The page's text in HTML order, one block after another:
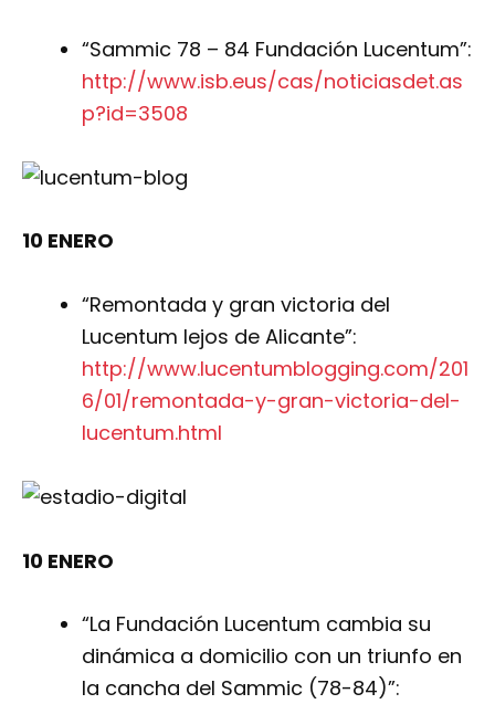
“Sammic 78 – 84 Fundación Lucentum”:
http://www.isb.eus/cas/noticiasdet.as
p?id=3508
10 ENERO
“Remontada y gran victoria del
Lucentum lejos de Alicante”:
http://www.lucentumblogging.com/201
6/01/remontada-y-gran-victoria-del-
lucentum.html
10 ENERO
“La Fundación Lucentum cambia su
dinámica a domicilio con un triunfo en
la cancha del Sammic (78-84)”: